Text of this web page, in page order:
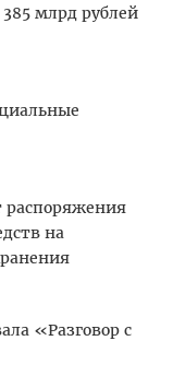
млрд рублей
распоряжения
на
«Разговор с